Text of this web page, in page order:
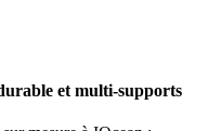
et multi-supports